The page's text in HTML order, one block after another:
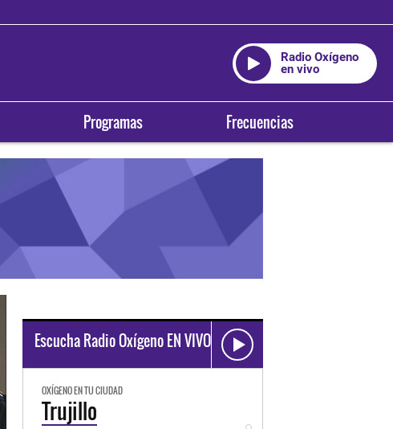
Radio Oxígeno
en vivo
Programas Frecuencias
Escucha Radio Oxígeno EN VIVO
OXÍGENO EN TU CIUDAD
Trujillo